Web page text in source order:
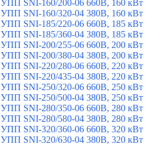
УПП SNI-160/200-06 660В, 160 кВт
УПП SNI-160/320-04 380В, 160 кВт
УПП SNI-185/220-06 660В, 185 кВт
УПП SNI-185/360-04 380В, 185 кВт
УПП SNI-200/255-06 660В, 200 кВт
УПП SNI-200/380-04 380В, 200 кВт
УПП SNI-220/280-06 660В, 220 кВт
УПП SNI-220/435-04 380В, 220 кВт
УПП SNI-250/320-06 660В, 250 кВт
УПП SNI-250/500-04 380В, 250 кВт
УПП SNI-280/350-06 660В, 280 кВт
УПП SNI-280/580-04 380В, 280 кВт
УПП SNI-320/360-06 660В, 320 кВт
УПП SNI-320/630-04 380В, 320 кВт